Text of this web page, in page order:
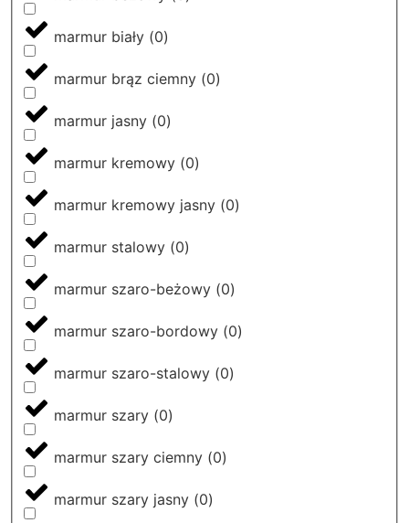
marmur biały (0)
marmur brąz ciemny (0)
marmur jasny (0)
marmur kremowy (0)
marmur kremowy jasny (0)
marmur stalowy (0)
marmur szaro-beżowy (0)
marmur szaro-bordowy (0)
marmur szaro-stalowy (0)
marmur szary (0)
marmur szary ciemny (0)
marmur szary jasny (0)